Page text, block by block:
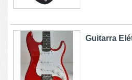
Guitarra